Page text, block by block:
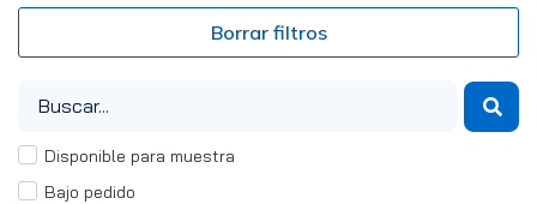
Borrar filtros
Disponible para muestra
Bajo pedido